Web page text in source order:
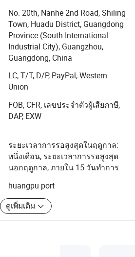
ได้พัฒนาระบบความปลอดภัยด้าน
นนวัตกรรมใหม่สำหรับพนักงานและ
ะบบนี้จะช่วยกำจัดจุดบอดเท่านั้นแต่
ปลอดภัยยิ่งขึ้นสำหรับพนักงานอีก
เป็นผู้ผลิตอิสระด้านการวิจัยและ
คืนระบบอินฟราเรดกันน้ำตัวแรก
ณ์บังแสงแบบถอดได้จอมอนิเตอร์
รองกล้องแบบไร้สายและอื่นๆ
รจัดการคุณภาพอย่างแท้จริงเป็น
กว่านั้นแผนกวิจัยและพัฒนาของเรา
ทั้งหมดโดยใช้การควบคุมคุณภาพ
MAS เพื่อความมั่นใจในความน่า
รแนวคิดในการประหยัดพลังงานและ
ากเราใส่ใจต่อสิ่งแวดล้อม ผลิตภัณฑ์
วัสดุระดับอุตสาหกรรมมาใช้แล้ว
No. 20th, Nanhe 2nd Road, Shiling
Town, Huadu District, Guangdong
Province (South International
Industrial City), Guangzhou,
Guangdong, China
LC, T/T, D/P, PayPal, Western
Union
FOB, CFR, เลขประจำตัวผู้เสียภาษี,
DAP, EXW
ระยะเวลาการรอสูงสุดในฤดูกาล:
หนึ่งเดือน, ระยะเวลาการรอสูงสุด
นอกฤดูกาล, ภายใน 15 วันทำการ
huangpu port
ดูเพิ่มเติม